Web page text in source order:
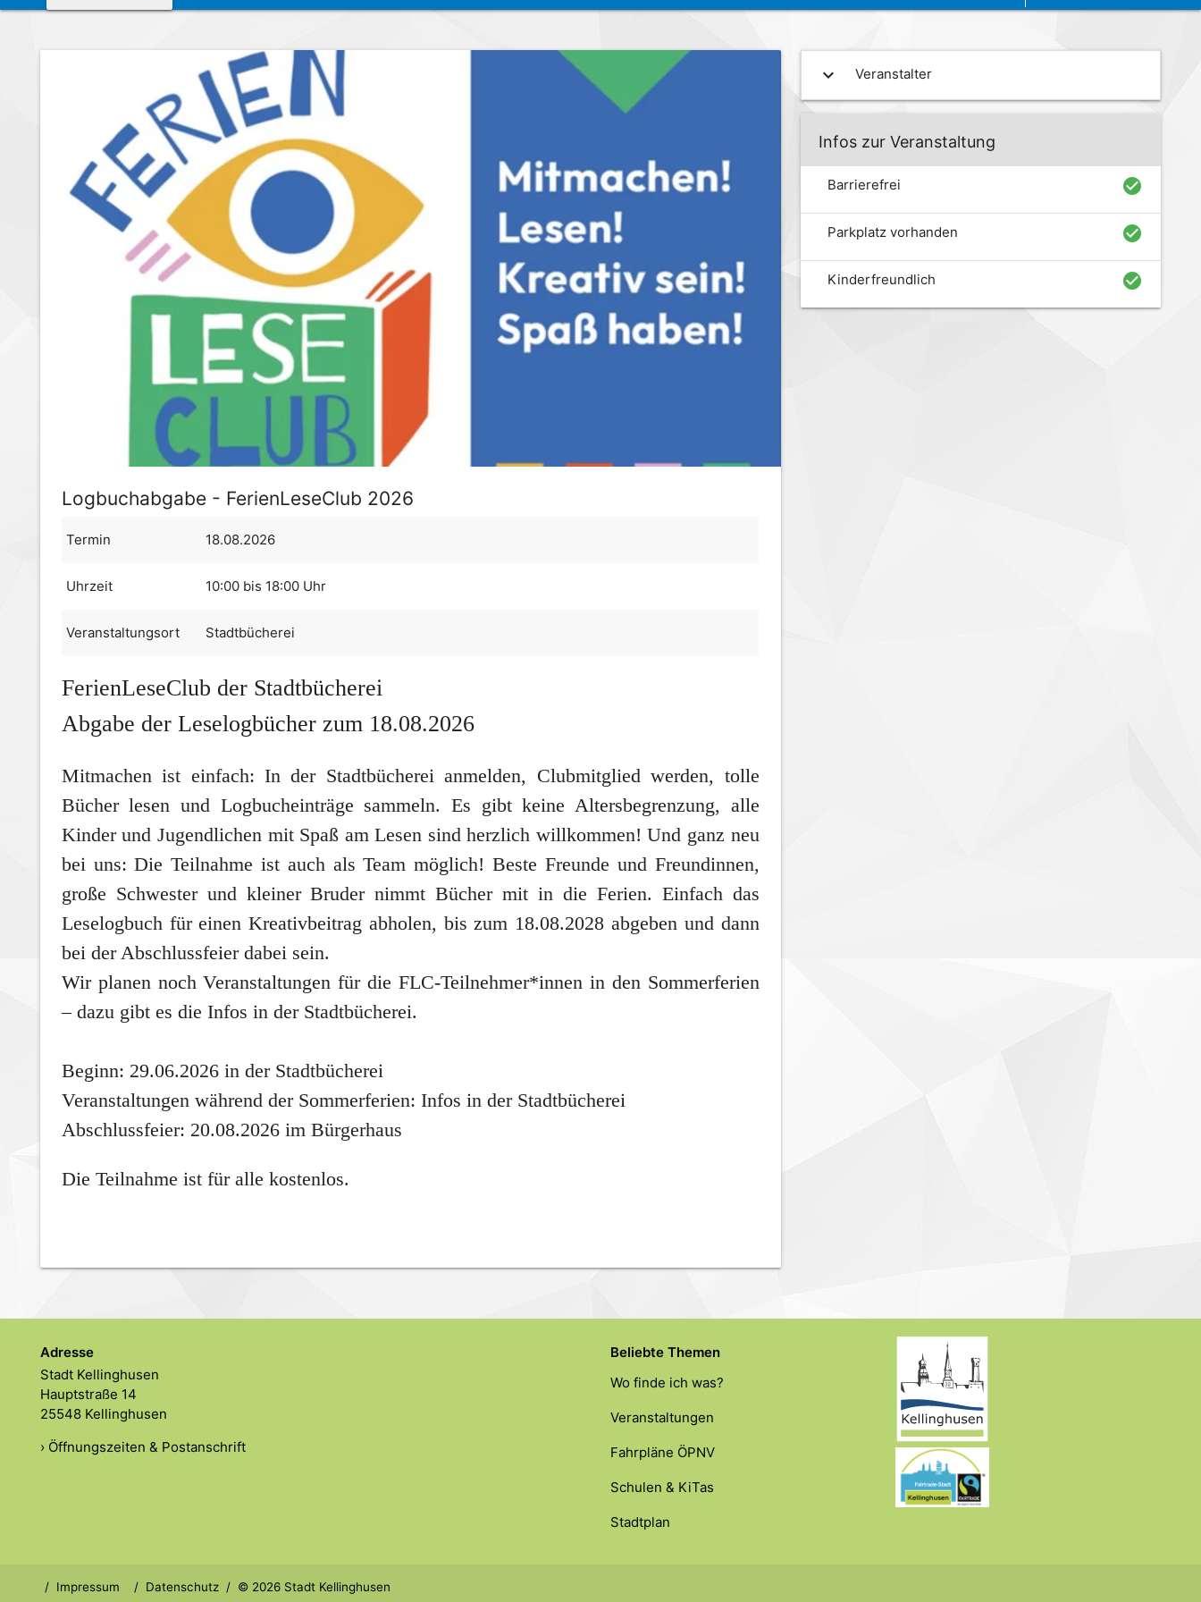
Logbuchabgabe - FerienLeseClub 2026
Termin 18.08.2026
Uhrzeit 10:00 bis 18:00 Uhr
Veranstaltungsort Stadtbücherei
FerienLeseClub der Stadtbücherei
Abgabe der Leselogbücher zum 18.08.2026
Mitmachen ist einfach: In der Stadtbücherei anmelden, Clubmitglied werden, tolle
Bücher lesen und Logbucheinträge sammeln. Es gibt keine Altersbegrenzung, alle
Kinder und Jugendlichen mit Spaß am Lesen sind herzlich willkommen! Und ganz neu
bei uns: Die Teilnahme ist auch als Team möglich! Beste Freunde und Freundinnen,
große Schwester und kleiner Bruder nimmt Bücher mit in die Ferien. Einfach das
Leselogbuch für einen Kreativbeitrag abholen, bis zum 18.08.2028 abgeben und dann
bei der Abschlussfeier dabei sein.
Wir planen noch Veranstaltungen für die FLC-Teilnehmer*innen in den Sommerferien
– dazu gibt es die Infos in der Stadtbücherei.
Beginn: 29.06.2026 in der Stadtbücherei
Veranstaltungen während der Sommerferien: Infos in der Stadtbücherei
Abschlussfeier: 20.08.2026 im Bürgerhaus
Die Teilnahme ist für alle kostenlos.
expand_more Veranstalter
Infos zur Veranstaltung
Barrierefrei check_circle
Parkplatz vorhanden check_circle
Kinderfreundlich check_circle
Adresse
Stadt Kellinghusen
Hauptstraße 14
25548 Kellinghusen
› Öffnungszeiten & Postanschrift
Beliebte Themen
Wo finde ich was?
Veranstaltungen
Fahrpläne ÖPNV
Schulen & KiTas
Stadtplan
Impressum Datenschutz © 2026 Stadt Kellinghusen